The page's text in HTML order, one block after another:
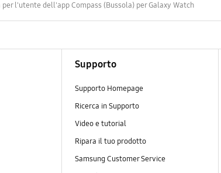
per l'utente dell'app Compass (Bussola) per Galaxy Watch
Supporto
Supporto Homepage
Ricerca in Supporto
Video e tutorial
Ripara il tuo prodotto
Samsung Customer Service